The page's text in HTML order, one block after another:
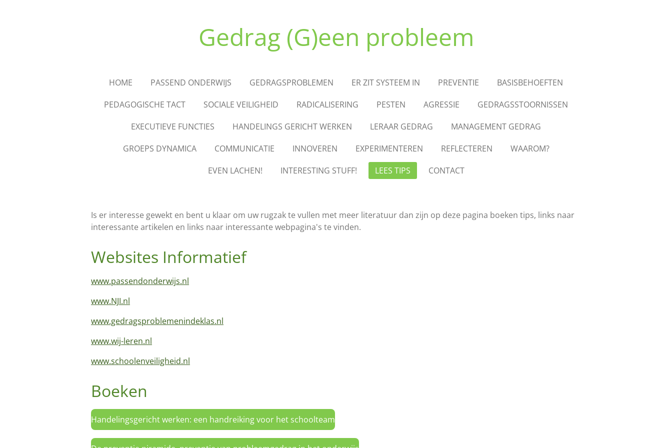
Gedrag (G)een probleem
HOME PASSEND ONDERWIJS GEDRAGSPROBLEMEN ER ZIT SYSTEEM IN PREVENTIE
BASISBEHOEFTEN
PEDAGOGISCHE TACT
SOCIALE VEILIGHEID RADICALISERING PESTEN AGRESSIE
GEDRAGSSTOORNISSEN
EXECUTIEVE FUNCTIES
HANDELINGS GERICHT WERKEN LERAAR GEDRAG
MANAGEMENT GEDRAG
GROEPS DYNAMICA
COMMUNICATIE INNOVEREN EXPERIMENTEREN REFLECTEREN
WAAROM?
EVEN LACHEN!
INTERESTING STUFF! LEES TIPS CONTACT
Is er interesse gewekt en bent u klaar om uw rugzak te vullen met meer literatuur dan zijn op deze pagina boeken tips, links naar
interessante artikelen en links naar interessante webpagina's te vinden.
Websites Informatief
www.passendonderwijs.nl
www.NJI.nl
www.gedragsproblemenindeklas.nl
www.wij-leren.nl
www.schoolenveiligheid.nl
Boeken
Handelingsgericht werken: een handreiking voor het schoolteam